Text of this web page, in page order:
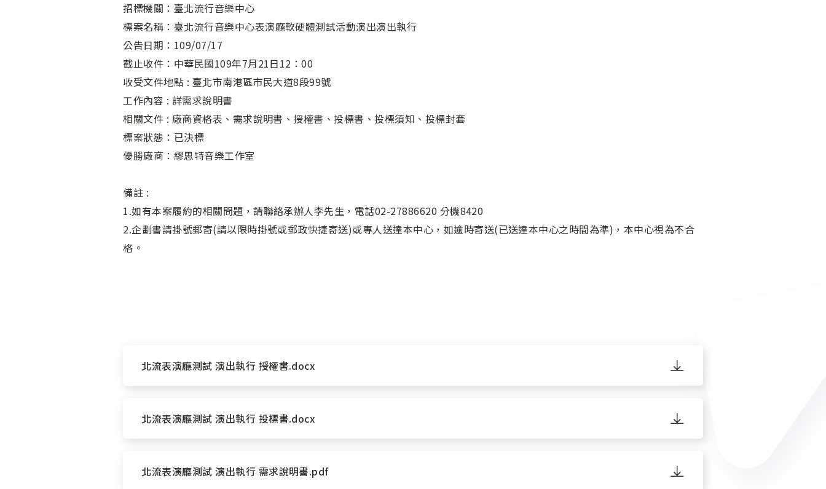
招標機關：臺北流行音樂中心
標案名稱：臺北流行音樂中心表演廳軟硬體測試活動演出演出執行
公告日期：109/07/17
截止收件：中華民國109年7月21日12：00
收受文件地點 : 臺北市南港區市民大道8段99號
工作內容 : 詳需求說明書
相關文件 : 廠商資格表、需求說明書、授權書、投標書、投標須知、投標封套
標案狀態：已決標
優勝廠商：繆思特音樂工作室
備註 :
1.如有本案履約的相關問題，請聯絡承辦人李先生，電話02-27886620 分機8420
2.企劃書請掛號郵寄(請以限時掛號或郵政快捷寄送)或專人送達本中心，如逾時寄送(已送達本中心之時間為準)，本中心視為不合
格。
北流表演廳測試 演出執行 授權書.docx
北流表演廳測試 演出執行 投標書.docx
北流表演廳測試 演出執行 需求說明書.pdf